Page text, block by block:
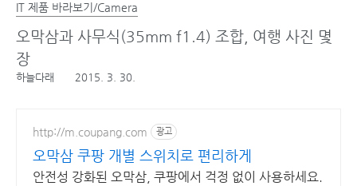
IT 제품 바라보기/Camera
오막삼과 사무식(35mm f1.4) 조합, 여행 사진 몇
장
하늘다래 2015. 3. 30.
http://m.coupang.com 광고
오막삼 쿠팡 개별 스위치로 편리하게
안전성 강화된 오막삼, 쿠팡에서 걱정 없이 사용하세요.